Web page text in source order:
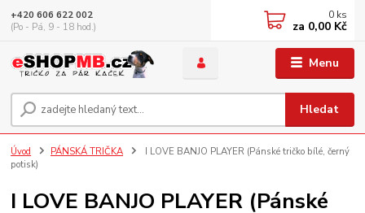
Menu
Hledat
+420 606 622 002
(Po - Pá, 9 - 18 hod.)
0 ks
za 0,00 Kč
Úvod PÁNSKÁ TRIČKA
I LOVE BANJO PLAYER (Pánské tričko bílé, černý
potisk)
I LOVE BANJO PLAYER (Pánské